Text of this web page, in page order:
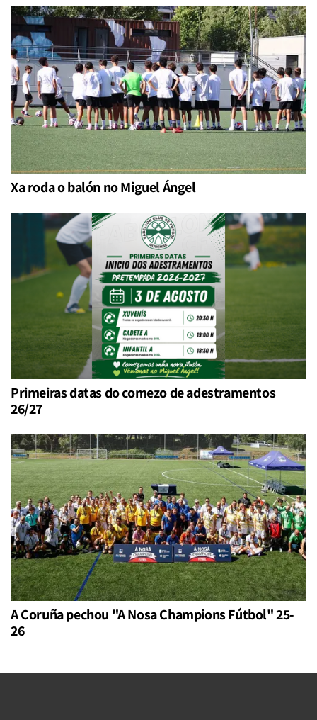
Xa roda o balón no Miguel Ángel
Primeiras datas do comezo de adestramentos
26/27
A Coruña pechou "A Nosa Champions Fútbol" 25-
26